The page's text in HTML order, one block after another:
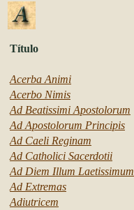
Título
Acerba Animi
Acerbo Nimis
Ad Beatissimi Apostolorum
Ad Apostolorum Principis
Ad Caeli Reginam
Ad Catholici Sacerdotii
Ad Diem Illum Laetissimum
Ad Extremas
Adiutricem